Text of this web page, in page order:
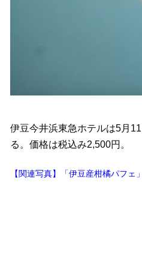
伊豆今井浜東急ホテルは5月
る。価格は税込み2,500円。
【関連写真】「伊豆産柑橘パフェ